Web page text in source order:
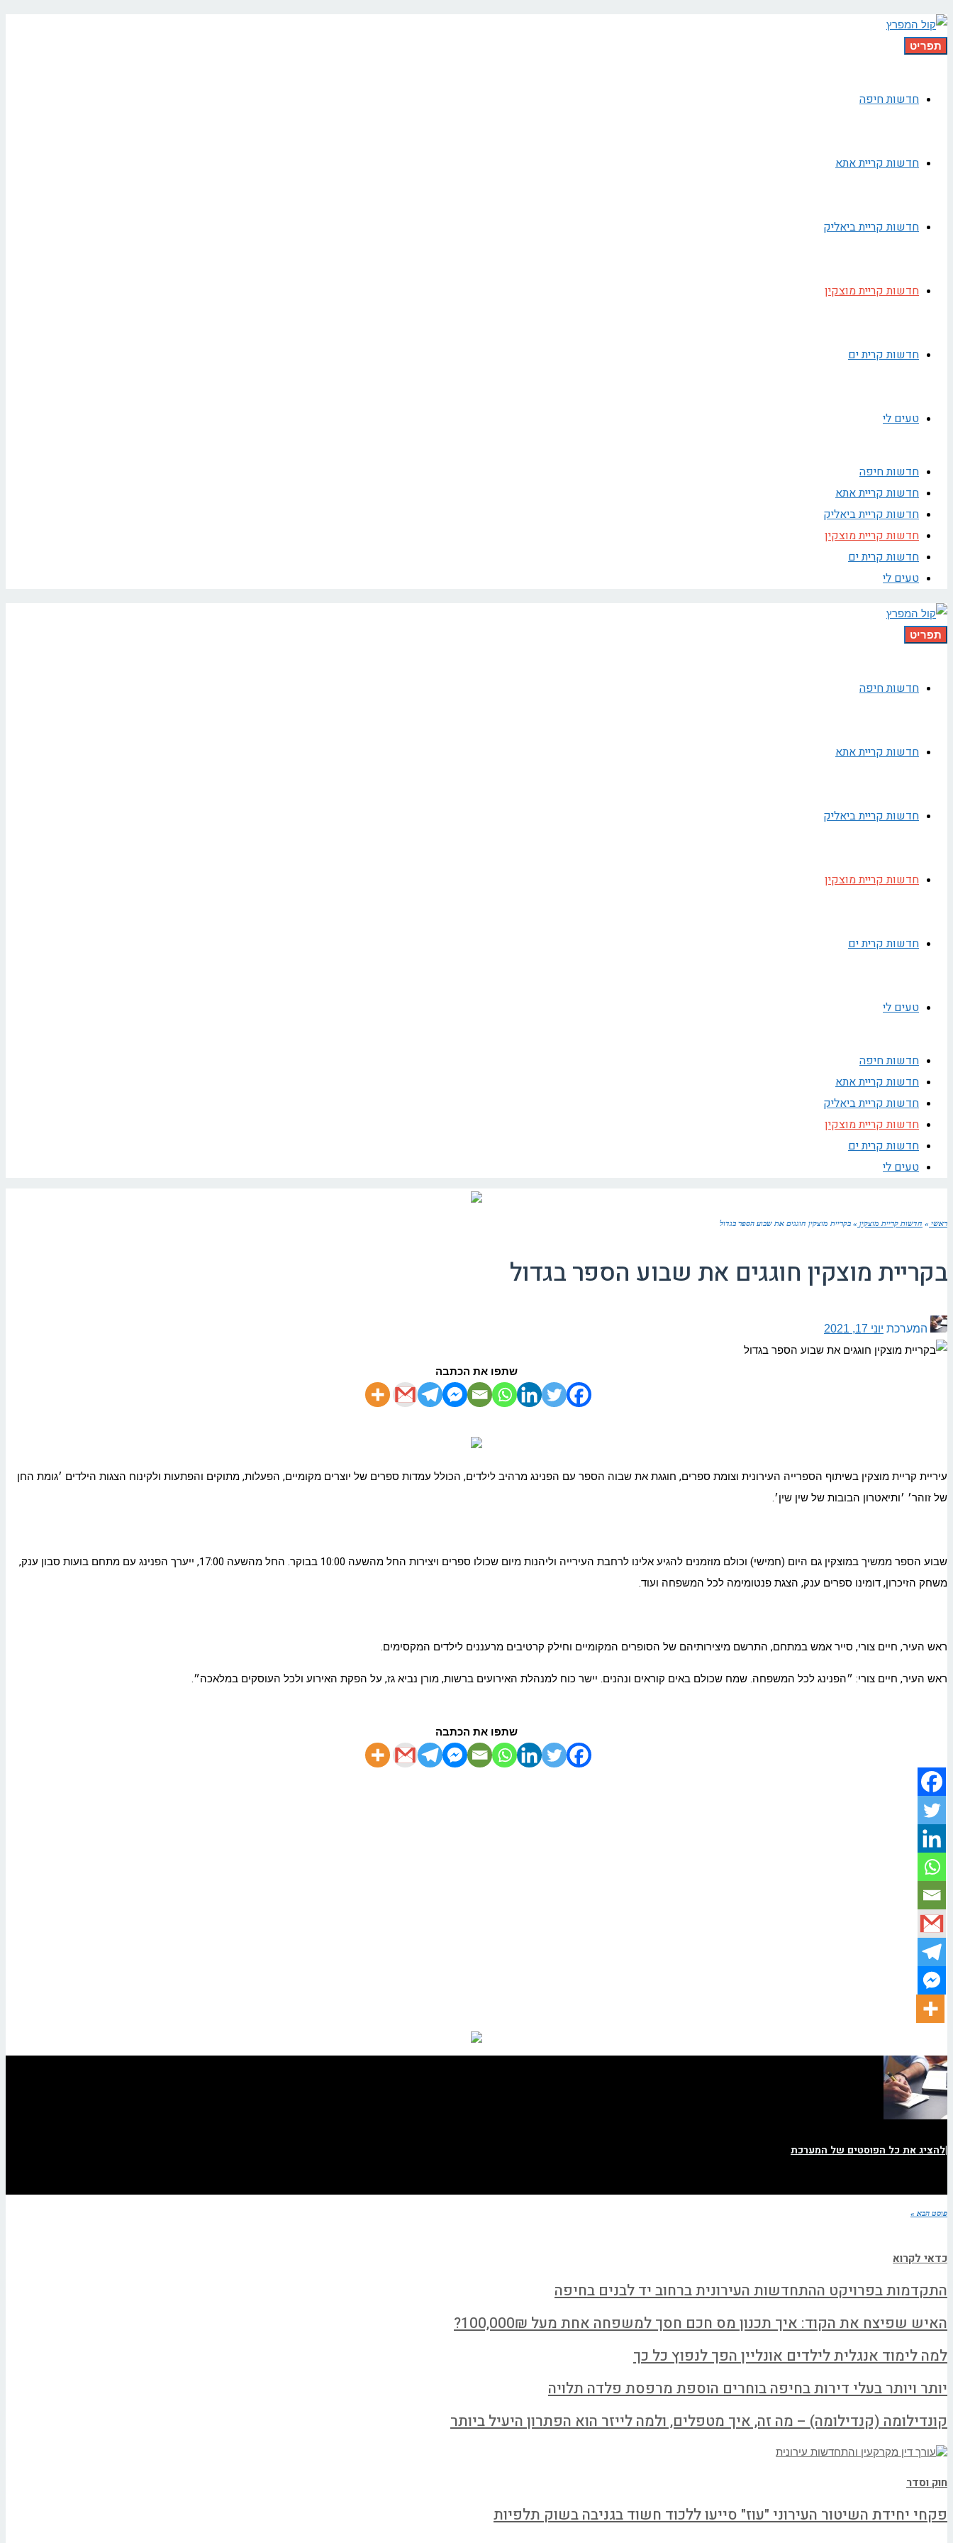
תפריט
חדשות חיפה
חדשות קריית אתא
חדשות קריית ביאליק
חדשות קריית מוצקין
חדשות קרית ים
טעים לי
חדשות חיפה
חדשות קריית אתא
חדשות קריית ביאליק
חדשות קריית מוצקין
חדשות קרית ים
טעים לי
תפריט
חדשות חיפה
חדשות קריית אתא
חדשות קריית ביאליק
חדשות קריית מוצקין
חדשות קרית ים
טעים לי
חדשות חיפה
חדשות קריית אתא
חדשות קריית ביאליק
חדשות קריית מוצקין
חדשות קרית ים
טעים לי
ראשי » חדשות קריית מוצקין » בקריית מוצקין חוגגים את שבוע הספר בגדול
בקריית מוצקין חוגגים את שבוע הספר בגדול
המערכת יוני 17, 2021
שתפו את הכתבה
עיריית קריית מוצקין בשיתוף הספרייה העירונית וצומת ספרים, חוגגת את שבוה הספר עם הפנינג מרהיב לילדים, הכולל עמדות ספרים של יוצרים מקומיים, הפעלות, מתוקים והפתעות ולקינוח הצגות הילדים ׳גומת החן
של זוהר׳ ׳ותיאטרון הבובות של שין שין׳.
שבוע הספר ממשיך במוצקין גם היום (חמישי) וכולם מוזמנים להגיע אלינו לרחבת העירייה וליהנות מיום שכולו ספרים ויצירות החל מהשעה 10:00 בבוקר. החל מהשעה 17:00, ייערך הפנינג עם מתחם בועות סבון ענק,
משחק הזיכרון, דומינו ספרים ענק, הצגת פנטומימה לכל המשפחה ועוד.
ראש העיר, חיים צורי, סייר אמש במתחם, התרשם מיצירותיהם של הסופרים המקומיים וחילק קרטיבים מרעננים לילדים המקסימים.
ראש העיר, חיים צורי: ״הפנינג לכל המשפחה. שמח שכולם באים קוראים ונהנים. יישר כוח למנהלת האירועים ברשות, מורן נביא גז, על הפקת האירוע ולכל העוסקים במלאכה״.
שתפו את הכתבה
|להציג את כל הפוסטים של המערכת
פוסט הבא »
כדאי לקרוא
התקדמות בפרויקט ההתחדשות העירונית ברחוב יד לבנים בחיפה
האיש שפיצח את הקוד: איך תכנון מס חכם חסך למשפחה אחת מעל 100,000₪?
למה לימוד אנגלית לילדים אונליין הפך לנפוץ כל כך
יותר ויותר בעלי דירות בחיפה בוחרים הוספת מרפסת פלדה תלויה
קונדילומה (קנדילומה) – מה זה, איך מטפלים, ולמה לייזר הוא הפתרון היעיל ביותר
חוק וסדר
פקחי יחידת השיטור העירוני "עוז" סייעו ללכוד חשוד בגניבה בשוק תלפיות